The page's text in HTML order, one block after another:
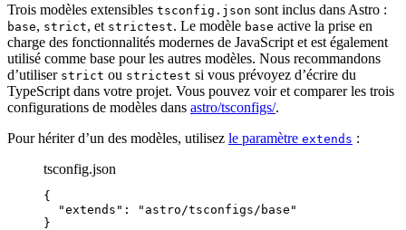
Trois modèles extensibles tsconfig.json sont inclus dans Astro :
base, strict, et strictest. Le modèle base active la prise en
charge des fonctionnalités modernes de JavaScript et est également
utilisé comme base pour les autres modèles. Nous recommandons
d’utiliser strict ou strictest si vous prévoyez d’écrire du
TypeScript dans votre projet. Vous pouvez voir et comparer les trois
configurations de modèles dans astro/tsconfigs/.
Pour hériter d’un des modèles, utilisez le paramètre extends :
tsconfig.json
{
"extends" : " astro/tsconfigs/base "
}